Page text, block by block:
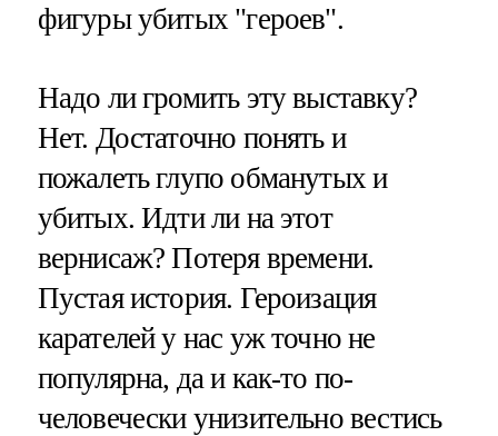
фигуры убитых "героев".
Надо ли громить эту выставку?
Нет. Достаточно понять и
пожалеть глупо обманутых и
убитых. Идти ли на этот
вернисаж? Потеря времени.
Пустая история. Героизация
карателей у нас уж точно не
популярна, да и как-то по-
человечески унизительно вестись